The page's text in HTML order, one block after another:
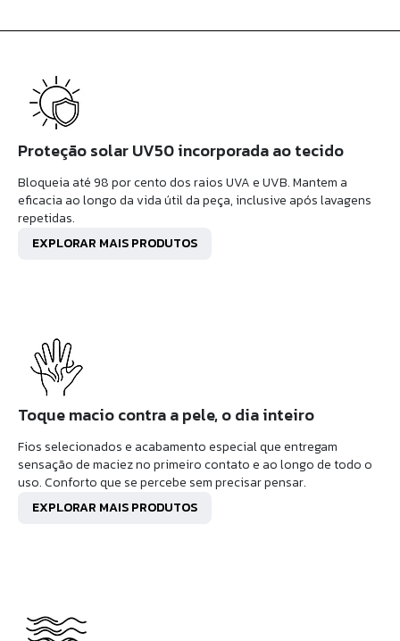
Proteção solar UV50 incorporada ao tecido
Bloqueia até 98 por cento dos raios UVA e UVB. Mantem a
eficacia ao longo da vida útil da peça, inclusive após lavagens
repetidas.
EXPLORAR MAIS PRODUTOS
Toque macio contra a pele, o dia inteiro
Fios selecionados e acabamento especial que entregam
sensação de maciez no primeiro contato e ao longo de todo o
uso. Conforto que se percebe sem precisar pensar.
EXPLORAR MAIS PRODUTOS